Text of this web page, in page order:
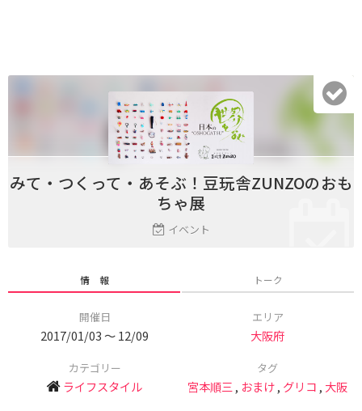
みて・つくって・あそぶ！豆玩舎ZUNZOのおも
ちゃ展
イベント
情 報 トーク
開催日
2017/01/03 〜 12/09
エリア
大阪府
カテゴリー
ライフスタイル
タグ
宮本順三 , おまけ, グリコ , 大阪